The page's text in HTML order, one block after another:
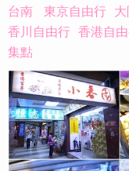
台南
東京自由行
香川自由行 香港自
集點